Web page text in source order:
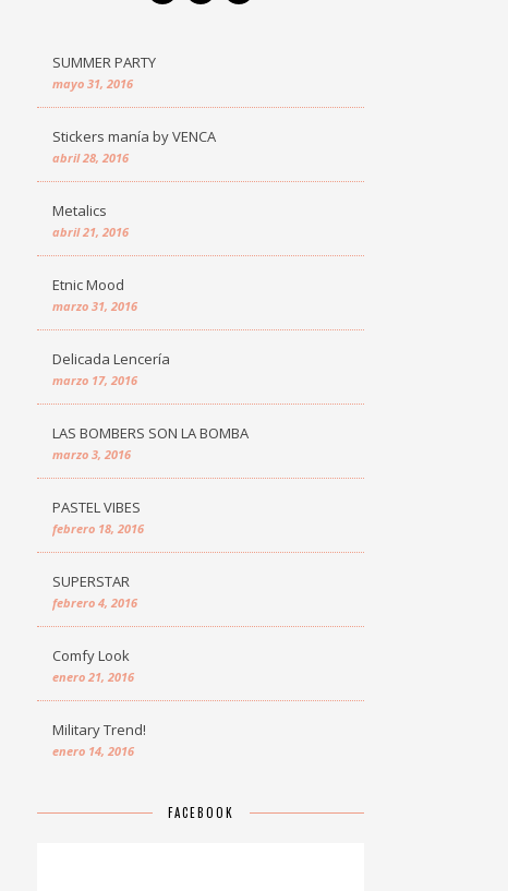
SUMMER PARTY
mayo 31, 2016
Stickers manía by VENCA
abril 28, 2016
Metalics
abril 21, 2016
Etnic Mood
marzo 31, 2016
Delicada Lencería
marzo 17, 2016
LAS BOMBERS SON LA BOMBA
marzo 3, 2016
PASTEL VIBES
febrero 18, 2016
SUPERSTAR
febrero 4, 2016
Comfy Look
enero 21, 2016
Military Trend!
enero 14, 2016
FACEBOOK